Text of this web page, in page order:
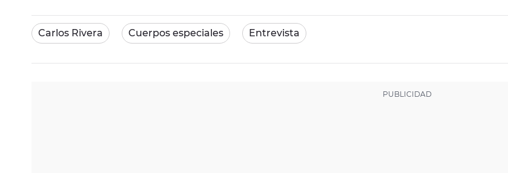
Carlos Rivera Cuerpos especiales Entrevista